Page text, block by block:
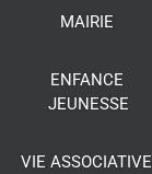
MAIRIE
ENFANCE
JEUNESSE
VIE ASSOCIATIVE